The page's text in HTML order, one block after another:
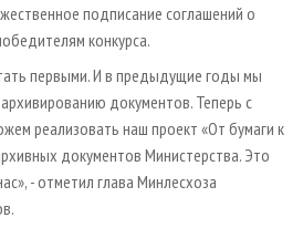
подписание соглашений о
конкурса.
первыми. И в предыдущие годы мы
документов. Теперь с
реализовать наш проект «От бумаги к
документов Министерства. Это
- отметил глава Минлесхоза